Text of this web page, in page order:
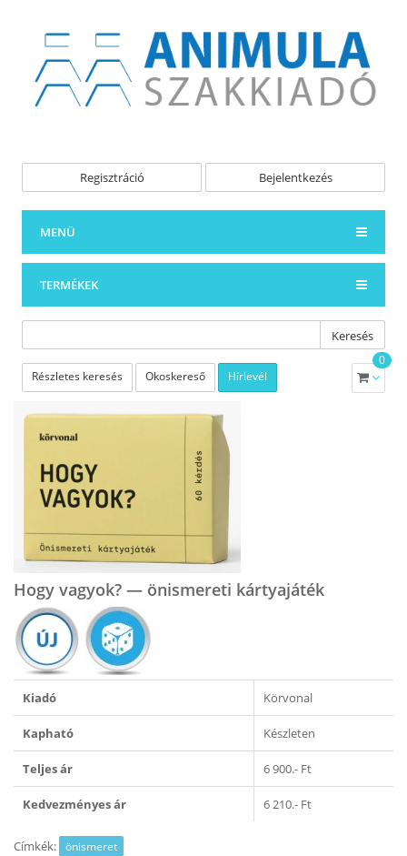
Regisztráció Bejelentkezés
MENÜ
TERMÉKEK
Keresés
Részletes keresés Okoskereső Hírlevél
0
Hogy vagyok? — önismereti kártyajáték
Kiadó Körvonal
Kapható Készleten
Teljes ár 6 900.- Ft
Kedvezményes ár 6 210.- Ft
Címkék: önismeret